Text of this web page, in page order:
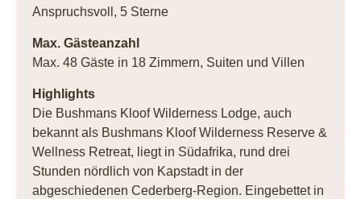
Anspruchsvoll, 5 Sterne
Max. Gästeanzahl
Max. 48 Gäste in 18 Zimmern, Suiten und Villen
Highlights
Die Bushmans Kloof Wilderness Lodge, auch
bekannt als Bushmans Kloof Wilderness Reserve &
Wellness Retreat, liegt in Südafrika, rund drei
Stunden nördlich von Kapstadt in der
abgeschiedenen Cederberg-Region. Eingebettet in